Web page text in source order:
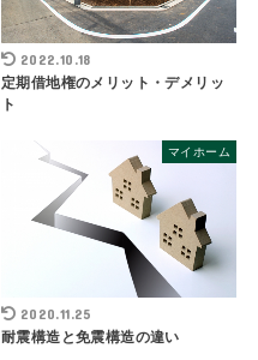
2022.10.18
定期借地権のメリット・デメリッ
ト
マイホーム
2020.11.25
耐震構造と免震構造の違い